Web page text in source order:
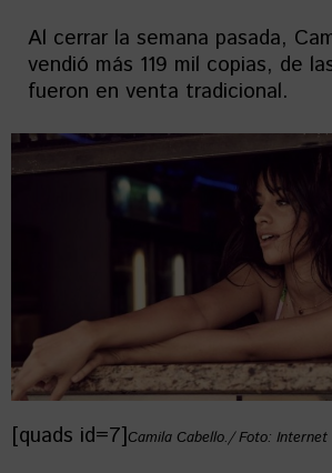
Al cerrar la semana pasada,
vendió más 119 mil copias, de
fueron en venta tradicional.
[quads id=7]Camila Cabello./ Foto: Internet